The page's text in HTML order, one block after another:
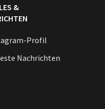
&
Profil
Nachrichten